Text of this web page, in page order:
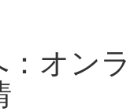
オン